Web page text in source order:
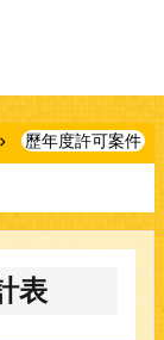
歷年度許可案件
表